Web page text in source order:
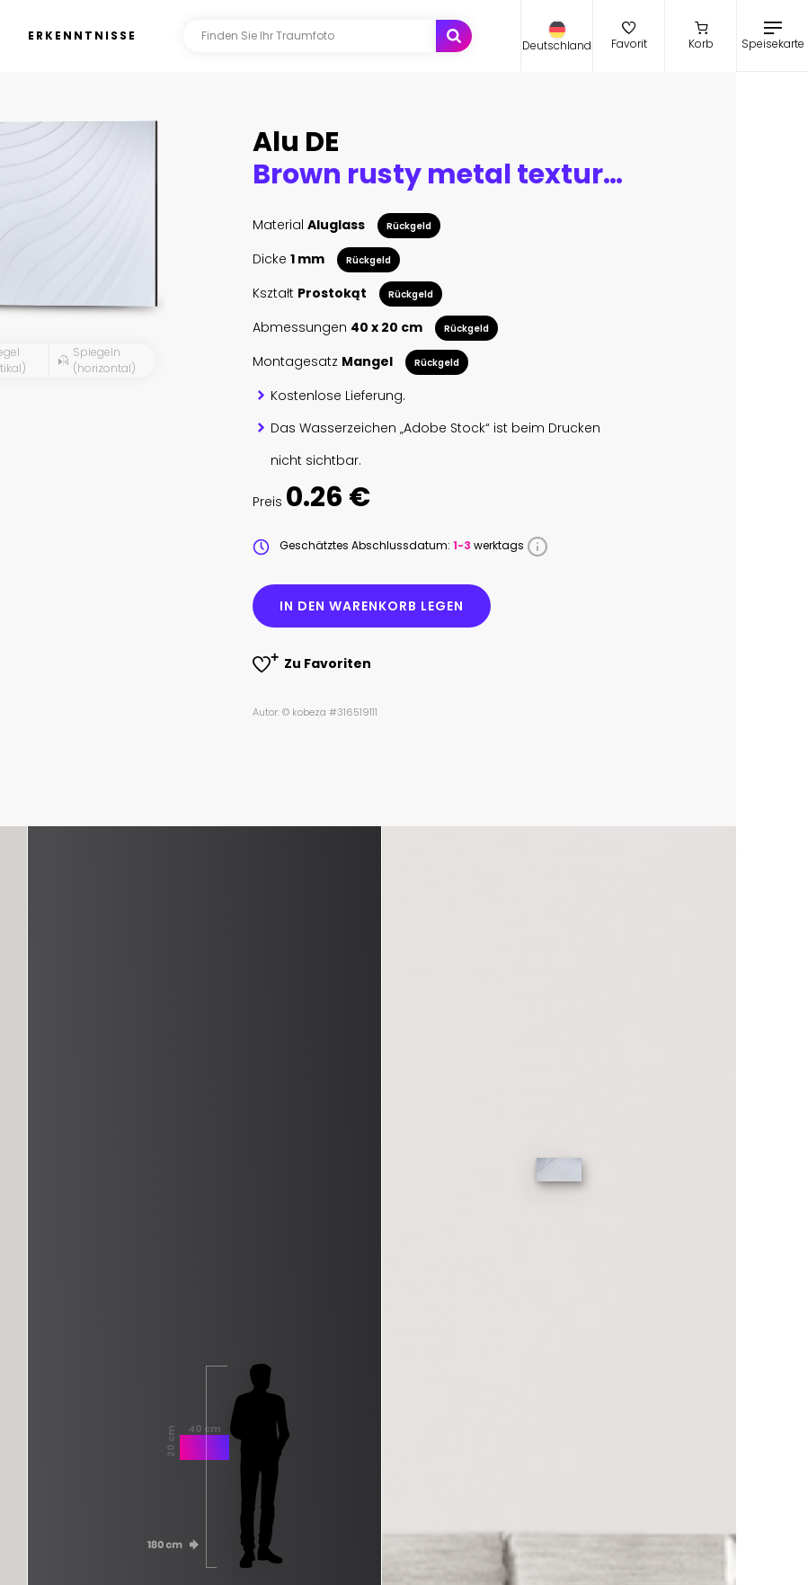
ERKENNTNISSE
Deutschland Favorit Korb Speisekarte
Spiegeln
(horizontal)
Alu DE
Brown rusty metal texture background
Material Aluglass Rückgeld
Dicke 1 mm Rückgeld
Kształt Prostokąt Rückgeld
Abmessungen 40 x 20 cm Rückgeld
Montagesatz Mangel Rückgeld
Kostenlose Lieferung.
Das Wasserzeichen „Adobe Stock“ ist beim Drucken
nicht sichtbar.
Preis 0.26 €
Geschätztes Abschlussdatum: 1-3 werktags
IN DEN WARENKORB LEGEN
Zu Favoriten
Autor: © kobeza #316519111
40 cm
20 cm